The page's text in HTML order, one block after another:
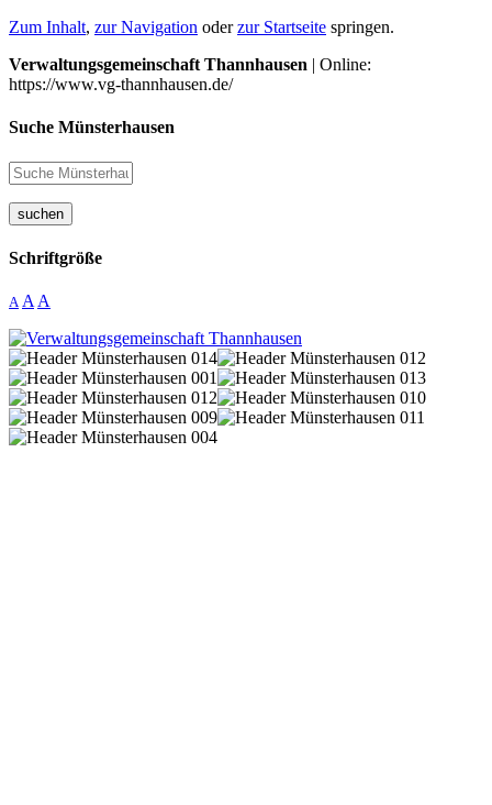
Zum Inhalt, zur Navigation oderzur Startseite springen.
Verwaltungsgemeinschaft Thannhausen | Online:
https://www.vg-thannhausen.de/
Suche Münsterhausen
suchen
Schriftgröße
A A A